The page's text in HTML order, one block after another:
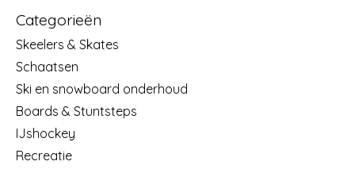
Categorieën
Skeelers & Skates
Schaatsen
Ski en snowboard onderhoud
Boards & Stuntsteps
IJshockey
Recreatie